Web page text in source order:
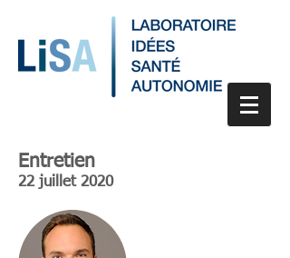
Entretien
22 juillet 2020